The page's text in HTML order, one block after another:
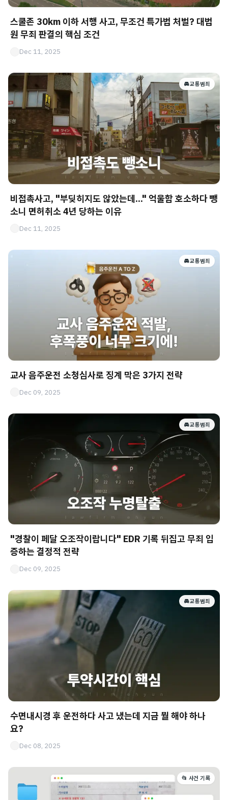
스쿨존 30km 이하 서행 사고, 무조건 특가법 처벌? 대법
원 무죄 판결의 핵심 조건
Dec 11, 2025
🚘 교통범죄
비접촉사고, "부딪히지도 않았는데..." 억울함 호소하다 뺑
소니 면허취소 4년 당하는 이유
Dec 11, 2025
🚘 교통범죄
교사 음주운전 소청심사로 징계 막은 3가지 전략
Dec 09, 2025
🚘 교통범죄
"경찰이 페달 오조작이랍니다" EDR 기록 뒤집고 무죄 입
증하는 결정적 전략
Dec 09, 2025
🚘 교통범죄
수면내시경 후 운전하다 사고 냈는데 지금 뭘 해야 하나
요?
Dec 08, 2025
📂 사건 기록